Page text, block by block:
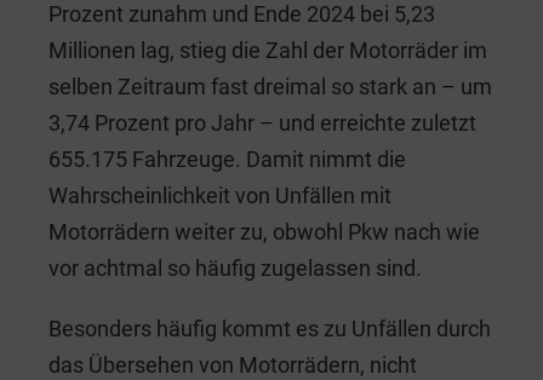
Prozent zunahm und Ende 2024 bei 5,23
Millionen lag, stieg die Zahl der Motorräder im
selben Zeitraum fast dreimal so stark an – um
3,74 Prozent pro Jahr – und erreichte zuletzt
655.175 Fahrzeuge. Damit nimmt die
Wahrscheinlichkeit von Unfällen mit
Motorrädern weiter zu, obwohl Pkw nach wie
vor achtmal so häufig zugelassen sind.
Besonders häufig kommt es zu Unfällen durch
das Übersehen von Motorrädern, nicht